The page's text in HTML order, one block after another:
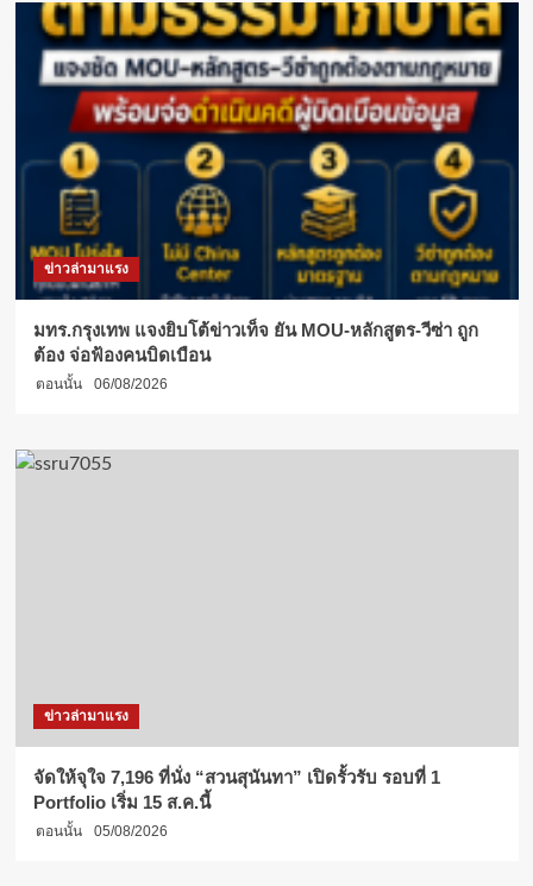
ทอง
ข่าวล่ามาแรง
มทร.กรุงเทพ แจงยิบโต้ข่าวเท็จ ยัน MOU-หลักสูตร-วีซ่า ถูก
ต้อง จ่อฟ้องคนบิดเบือน
ตอนนั้น 06/08/2026
ข่าวล่ามาแรง
จัดให้จุใจ 7,196 ที่นั่ง “สวนสุนันทา” เปิดรั้วรับ รอบที่ 1
Portfolio เริ่ม 15 ส.ค.นี้
ตอนนั้น 05/08/2026